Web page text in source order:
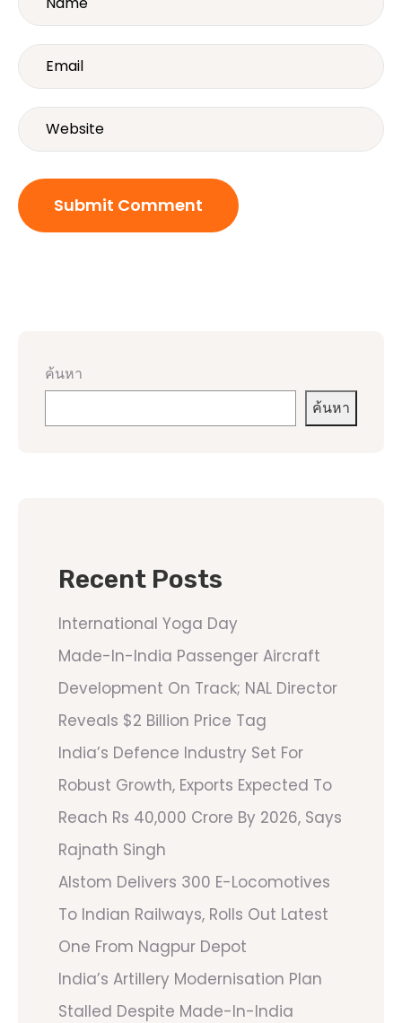
ค้นหา
ค้นหา
Recent Posts
International Yoga Day
Made-In-India Passenger Aircraft
Development On Track; NAL Director
Reveals $2 Billion Price Tag
India’s Defence Industry Set For
Robust Growth, Exports Expected To
Reach Rs 40,000 Crore By 2026, Says
Rajnath Singh
Alstom Delivers 300 E-Locomotives
To Indian Railways, Rolls Out Latest
One From Nagpur Depot
India’s Artillery Modernisation Plan
Stalled Despite Made-In-India